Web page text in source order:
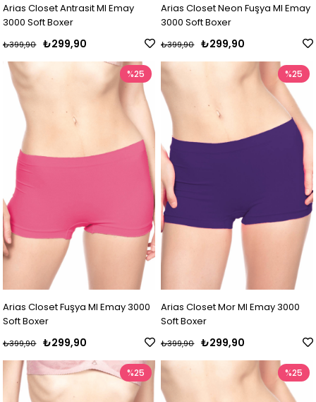
Arias Closet Antrasit MI Emay
3000 Soft Boxer
₺299,90
₺399,90
Arias Closet Neon Fuşya MI Emay
3000 Soft Boxer
₺299,90
₺399,90
Arias Closet Fuşya MI Emay 3000
Soft Boxer
₺299,90
₺399,90
%25
Arias Closet Mor MI Emay 3000
Soft Boxer
₺299,90
₺399,90
%25
%25 %25